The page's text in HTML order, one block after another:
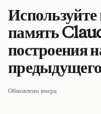
Используйте
память
построения
Обновлено вчера